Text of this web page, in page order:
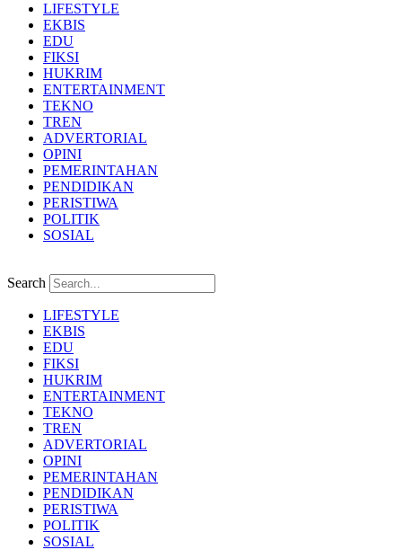
LIFESTYLE
EKBIS
EDU
FIKSI
HUKRIM
ENTERTAINMENT
TEKNO
TREN
ADVERTORIAL
OPINI
PEMERINTAHAN
PENDIDIKAN
PERISTIWA
POLITIK
SOSIAL
Search
LIFESTYLE
EKBIS
EDU
FIKSI
HUKRIM
ENTERTAINMENT
TEKNO
TREN
ADVERTORIAL
OPINI
PEMERINTAHAN
PENDIDIKAN
PERISTIWA
POLITIK
SOSIAL